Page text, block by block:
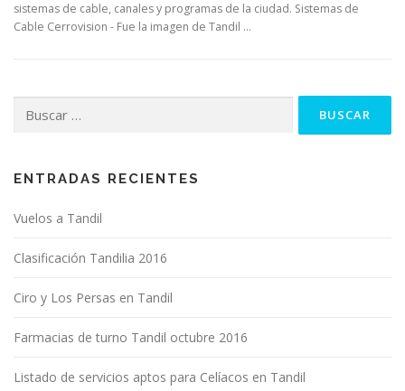
sistemas de cable, canales y programas de la ciudad. Sistemas de
Cable Cerrovision - Fue la imagen de Tandil …
ENTRADAS RECIENTES
Vuelos a Tandil
Clasificación Tandilia 2016
Ciro y Los Persas en Tandil
Farmacias de turno Tandil octubre 2016
Listado de servicios aptos para Celíacos en Tandil